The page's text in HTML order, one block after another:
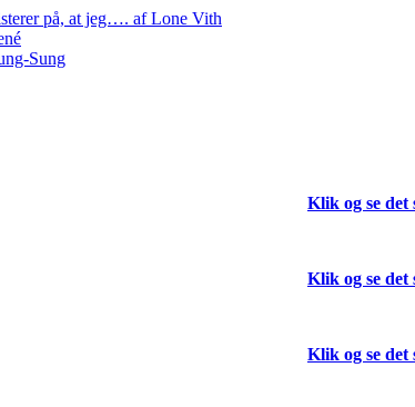
på, at jeg…. af Lone Vith
Sung
Klik og se det
Klik og se det
Klik og se det